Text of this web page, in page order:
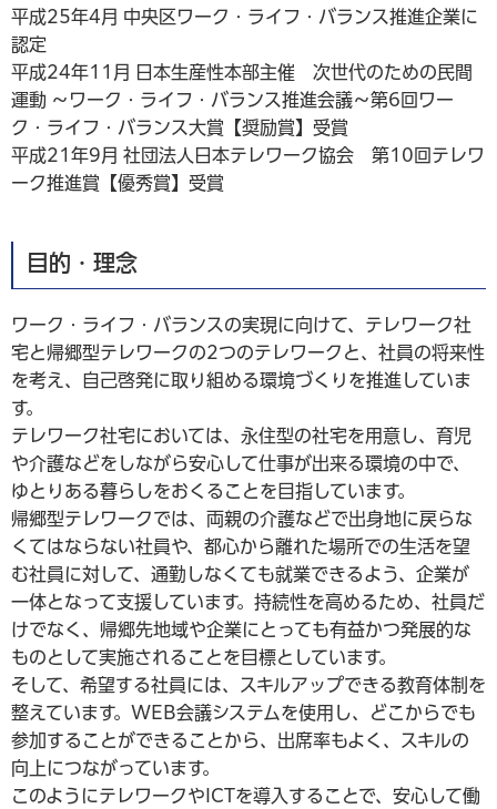
平成25年4月 中央区ワーク・ライフ・バランス推進企業に
認定
平成24年11月 日本生産性本部主催 次世代のための民間
運動 ～ワーク・ライフ・バランス推進会議～第6回ワー
ク・ライフ・バランス大賞【奨励賞】受賞
平成21年9月 社団法人日本テレワーク協会 第10回テレワ
ーク推進賞【優秀賞】受賞
目的・理念
ワーク・ライフ・バランスの実現に向けて、テレワーク社
宅と帰郷型テレワークの2つのテレワークと、社員の将来性
を考え、自己啓発に取り組める環境づくりを推進していま
す。
テレワーク社宅においては、永住型の社宅を用意し、育児
や介護などをしながら安心して仕事が出来る環境の中で、
ゆとりある暮らしをおくることを目指しています。
帰郷型テレワークでは、両親の介護などで出身地に戻らな
くてはならない社員や、都心から離れた場所での生活を望
む社員に対して、通勤しなくても就業できるよう、企業が
一体となって支援しています。持続性を高めるため、社員だ
けでなく、帰郷先地域や企業にとっても有益かつ発展的な
ものとして実施されることを目標としています。
そして、希望する社員には、スキルアップできる教育体制を
整えています。WEB会議システムを使用し、どこからでも
参加することができることから、出席率もよく、スキルの
向上につながっています。
このようにテレワークやICTを導入することで、安心して働